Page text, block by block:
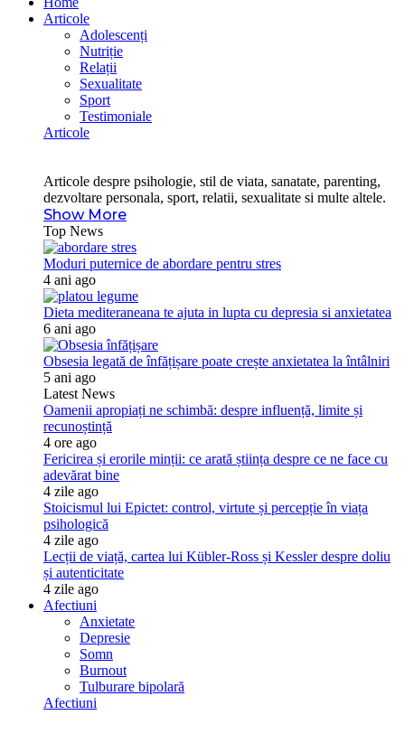
Articole
Adolescenți
Nutriție
Relații
Sexualitate
Sport
Testimoniale
Articole
Articole despre psihologie, stil de viata, sanatate, parenting,
dezvoltare personala, sport, relatii, sexualitate si multe altele.
Show More
Top News
Moduri puternice de abordare pentru stres
4 ani ago
Dieta mediteraneana te ajuta in lupta cu depresia si anxietatea
6 ani ago
Obsesia legată de înfățișare poate crește anxietatea la întâlniri
5 ani ago
Latest News
Oamenii apropiați ne schimbă: despre influență, limite și
recunoștință
4 ore ago
Fericirea și erorile minții: ce arată știința despre ce ne face cu
adevărat bine
4 zile ago
Stoicismul lui Epictet: control, virtute și percepție în viața
psihologică
4 zile ago
Lecții de viață, cartea lui Kübler-Ross și Kessler despre doliu
și autenticitate
4 zile ago
Afectiuni
Anxietate
Depresie
Somn
Burnout
Tulburare bipolară
Afectiuni